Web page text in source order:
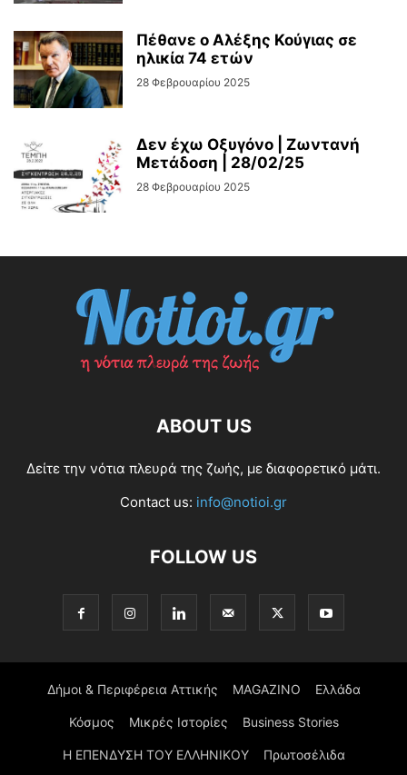
Πέθανε ο Αλέξης Κούγιας σε
ηλικία 74 ετών
28 Φεβρουαρίου 2025
Δεν έχω Οξυγόνο | Ζωντανή
Μετάδοση | 28/02/25
28 Φεβρουαρίου 2025
ABOUT US
Δείτε την νότια πλευρά της ζωής, με διαφορετικό μάτι.
Contact us: info@notioi.gr
FOLLOW US
Δήμοι & Περιφέρεια Αττικής MAGAZINO Ελλάδα
Κόσμος Μικρές Ιστορίες Business Stories
Η ΕΠΕΝΔΥΣΗ ΤΟΥ ΕΛΛΗΝΙΚΟΥ Πρωτοσέλιδα